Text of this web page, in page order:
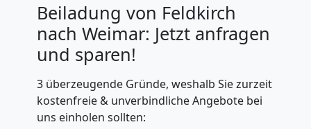
Beiladung von Feldkirch
nach Weimar: Jetzt anfragen
und sparen!
3 überzeugende Gründe, weshalb Sie zurzeit
kostenfreie & unverbindliche Angebote bei
uns einholen sollten: